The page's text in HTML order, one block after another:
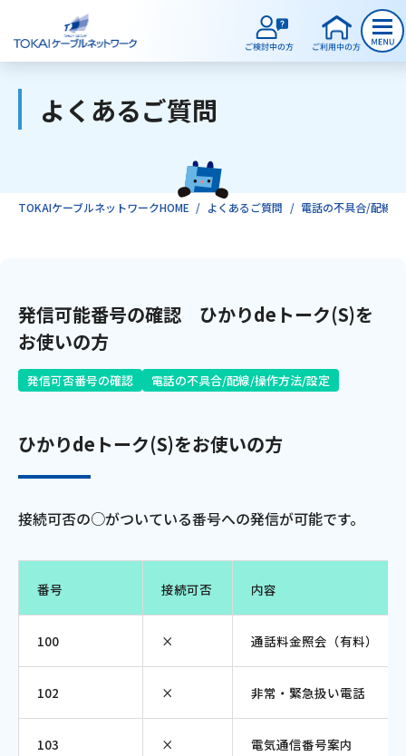
ご検討中のお客様
ご利用中のお客様
インターネット
テレビ
電話
おトクな情報 料金案内
よくあるご質問
TOKAIケーブルネットワークHOME よくあるご質問 電話の不具合/配線/
発信可能番号の確認 ひかりdeトーク(S)を
お使いの方
発信可否番号の確認 電話の不具合/配線/操作方法/設定
ひかりdeトーク(S)をお使いの方
接続可否の○がついている番号への発信が可能です。
番号 接続可否 内容
100 × 通話料金照会（有料）
102 × 非常・緊急扱い電話
103 × 電気通信番号案内